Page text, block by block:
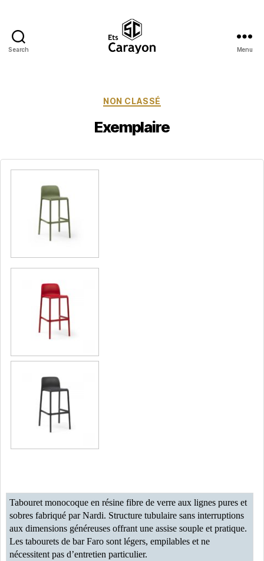
Search Menu
Catégories
NON CLASSÉ
Exemplaire
Tabouret monocoque en résine fibre de verre aux lignes pures et
sobres fabriqué par Nardi. Structure tubulaire sans interruptions
aux dimensions généreuses offrant une assise souple et pratique.
Les tabourets de bar Faro sont légers, empilables et ne
nécessitent pas d’entretien particulier.